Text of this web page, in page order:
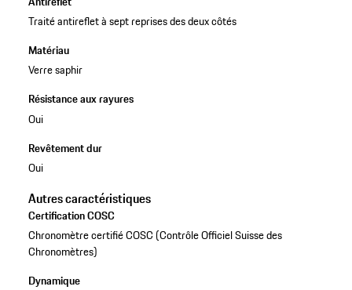
Traité antireflet à sept reprises des deux côtés
Matériau
Verre saphir
Résistance aux rayures
Oui
Revêtement dur
Oui
Autres caractéristiques
Certification COSC
Chronomètre certifié COSC (Contrôle Officiel Suisse des
Chronomètres)
Dynamique